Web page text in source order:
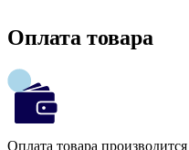
Оплата товара
Оплата товара